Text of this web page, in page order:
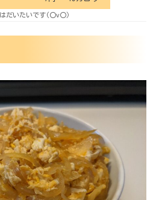
だいたいです(〇v〇)